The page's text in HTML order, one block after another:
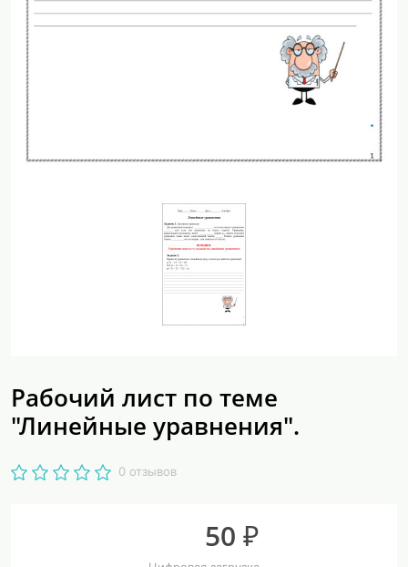
Рабочий лист по теме
"Линейные уравнения".
0 отзывов
50 ₽